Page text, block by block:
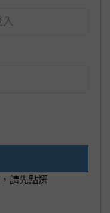
請先點選